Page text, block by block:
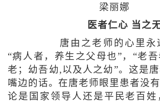
梁丽娜
医者仁心 当之
唐由之老师的心里永
“病人者，养生之父母也”，“老
老；幼吾幼,以及人之幼”。这是
嘴边的话。在唐老师眼里患者没
论是国家领导人还是平民老百姓